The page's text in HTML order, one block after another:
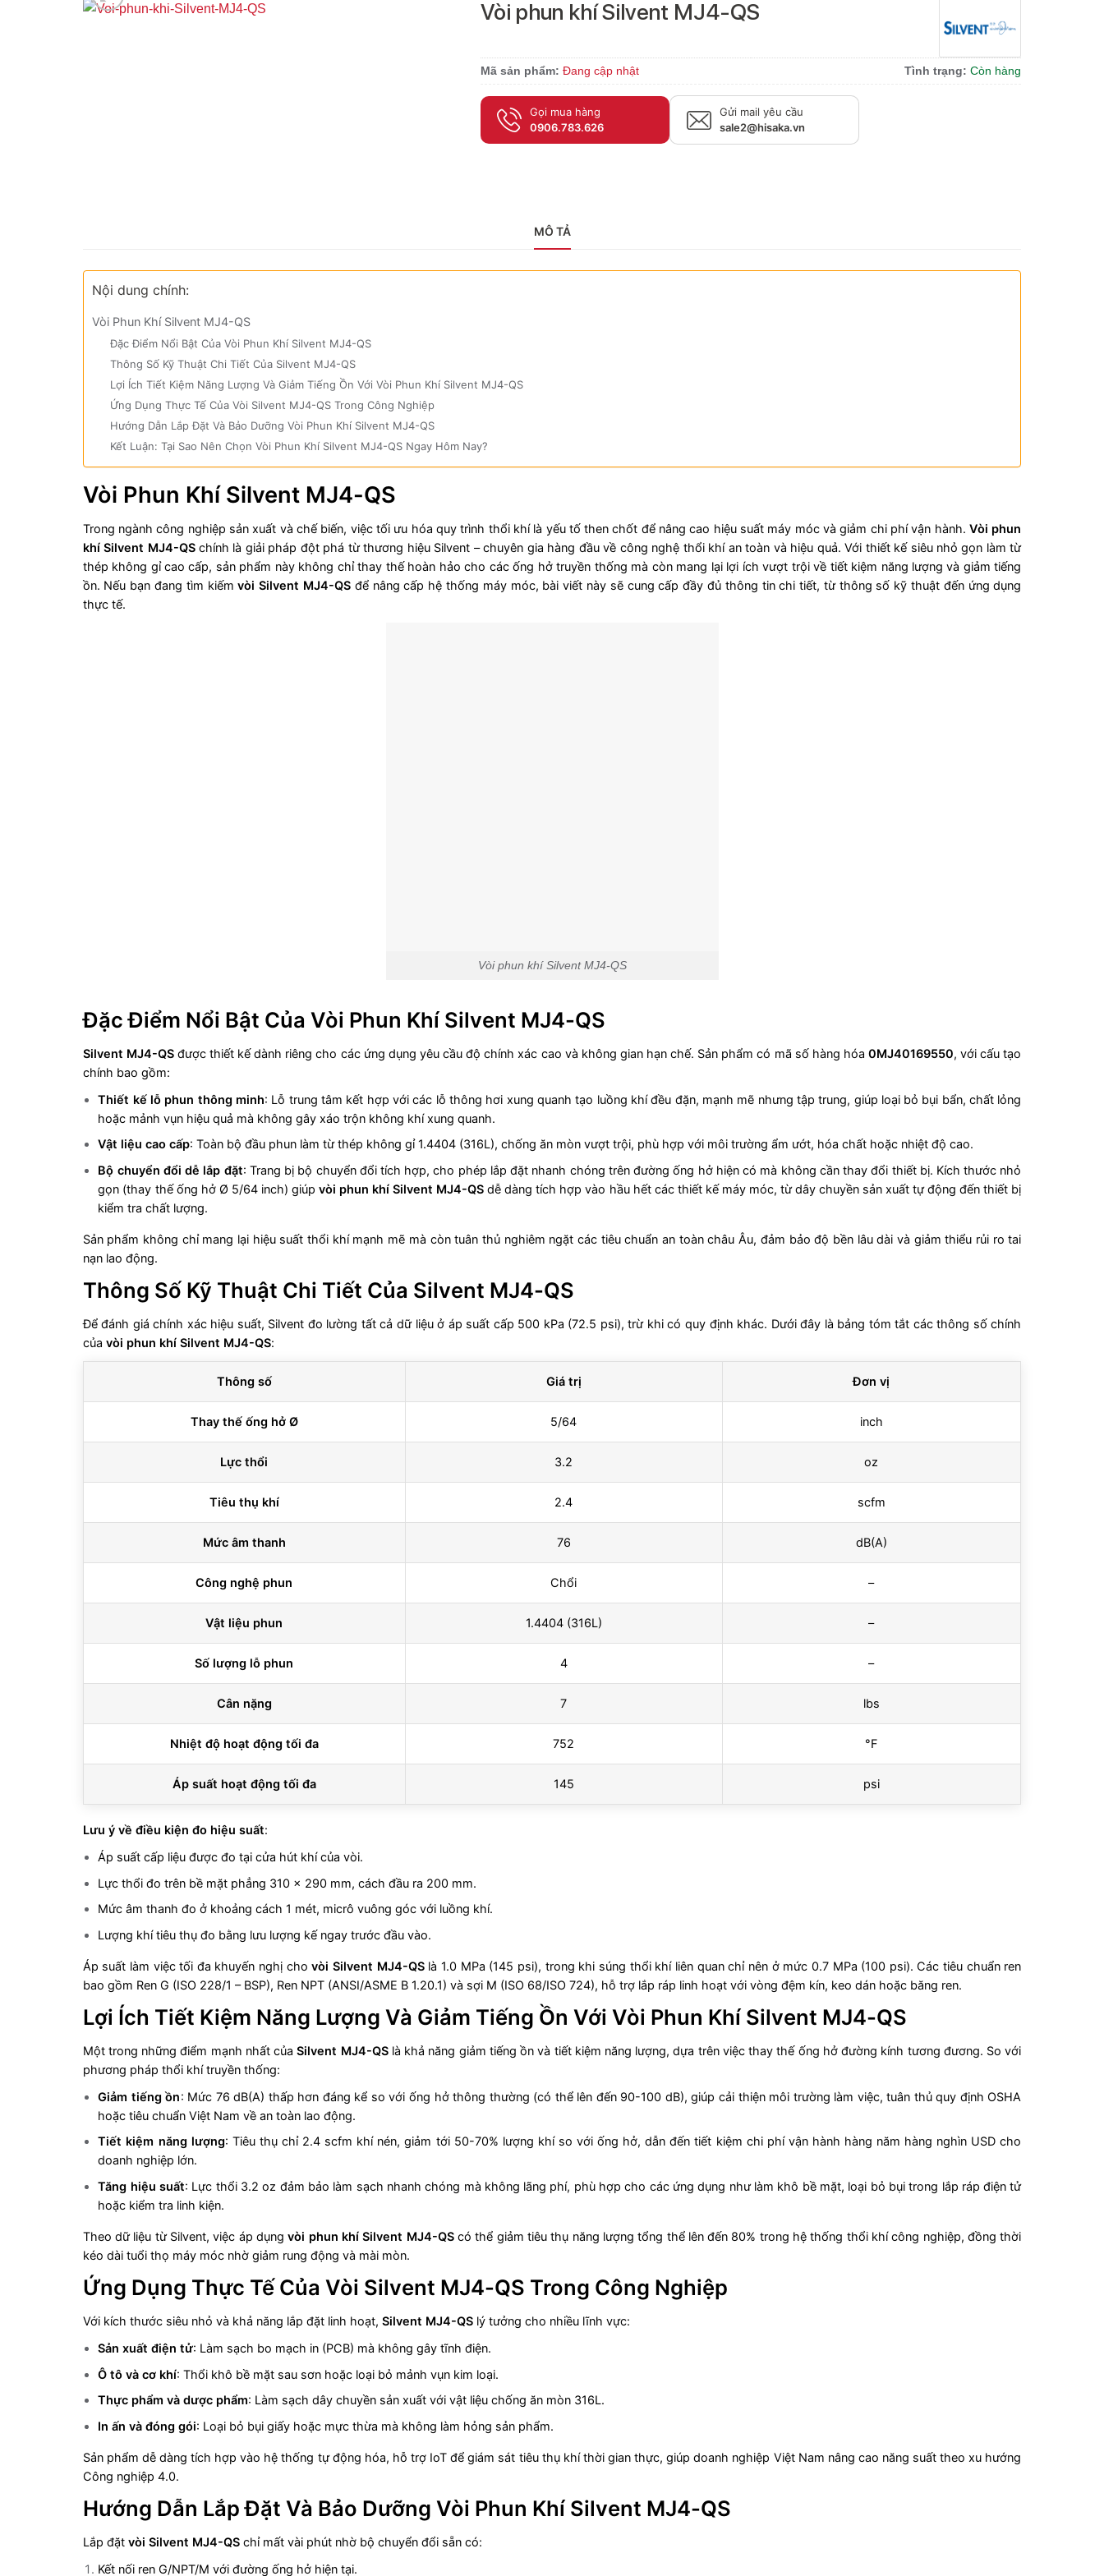
Vòi phun khí Silvent MJ4-QS
Mã sản phẩm: Đang cập nhật Tình trạng: Còn hàng
Gọi mua hàng
0906.783.626
Gửi mail yêu cầu
sale2@hisaka.vn
MÔ TẢ
Nội dung chính:
Vòi Phun Khí Silvent MJ4-QS
Đặc Điểm Nổi Bật Của Vòi Phun Khí Silvent MJ4-QS
Thông Số Kỹ Thuật Chi Tiết Của Silvent MJ4-QS
Lợi Ích Tiết Kiệm Năng Lượng Và Giảm Tiếng Ồn Với Vòi Phun Khí Silvent MJ4-QS
Ứng Dụng Thực Tế Của Vòi Silvent MJ4-QS Trong Công Nghiệp
Hướng Dẫn Lắp Đặt Và Bảo Dưỡng Vòi Phun Khí Silvent MJ4-QS
Kết Luận: Tại Sao Nên Chọn Vòi Phun Khí Silvent MJ4-QS Ngay Hôm Nay?
Vòi Phun Khí Silvent MJ4-QS
Trong ngành công nghiệp sản xuất và chế biến, việc tối ưu hóa quy trình thổi khí là yếu tố then chốt để nâng cao hiệu suất máy móc và giảm chi phí vận hành.Vòi phun
khí Silvent MJ4-QSchính là giải pháp đột phá từ thương hiệu Silvent – chuyên gia hàng đầu về công nghệ thổi khí an toàn và hiệu quả. Với thiết kế siêu nhỏ gọn làm từ
thép không gỉ cao cấp, sản phẩm này không chỉ thay thế hoàn hảo cho các ống hở truyền thống mà còn mang lại lợi ích vượt trội về tiết kiệm năng lượng và giảm tiếng
ồn. Nếu bạn đang tìm kiếmvòi Silvent MJ4-QSđể nâng cấp hệ thống máy móc, bài viết này sẽ cung cấp đầy đủ thông tin chi tiết, từ thông số kỹ thuật đến ứng dụng
thực tế.
Vòi phun khí Silvent MJ4-QS
Đặc Điểm Nổi Bật Của Vòi Phun Khí Silvent MJ4-QS
Silvent MJ4-QSđược thiết kế dành riêng cho các ứng dụng yêu cầu độ chính xác cao và không gian hạn chế. Sản phẩm có mã số hàng hóa0MJ40169550, với cấu tạo
chính bao gồm:
Thiết kế lỗ phun thông minh: Lỗ trung tâm kết hợp với các lỗ thông hơi xung quanh tạo luồng khí đều đặn, mạnh mẽ nhưng tập trung, giúp loại bỏ bụi bẩn, chất lỏng
hoặc mảnh vụn hiệu quả mà không gây xáo trộn không khí xung quanh.
Vật liệu cao cấp: Toàn bộ đầu phun làm từ thép không gỉ 1.4404 (316L), chống ăn mòn vượt trội, phù hợp với môi trường ẩm ướt, hóa chất hoặc nhiệt độ cao.
Bộ chuyển đổi dễ lắp đặt: Trang bị bộ chuyển đổi tích hợp, cho phép lắp đặt nhanh chóng trên đường ống hở hiện có mà không cần thay đổi thiết bị. Kích thước nhỏ
gọn (thay thế ống hở Ø 5/64 inch) giúp vòi phun khí Silvent MJ4-QS dễ dàng tích hợp vào hầu hết các thiết kế máy móc, từ dây chuyền sản xuất tự động đến thiết bị
kiểm tra chất lượng.
Sản phẩm không chỉ mang lại hiệu suất thổi khí mạnh mẽ mà còn tuân thủ nghiêm ngặt các tiêu chuẩn an toàn châu Âu, đảm bảo độ bền lâu dài và giảm thiểu rủi ro tai
nạn lao động.
Thông Số Kỹ Thuật Chi Tiết Của Silvent MJ4-QS
Để đánh giá chính xác hiệu suất, Silvent đo lường tất cả dữ liệu ở áp suất cấp 500 kPa (72.5 psi), trừ khi có quy định khác. Dưới đây là bảng tóm tắt các thông số chính
của vòi phun khí Silvent MJ4-QS:
Thông số Giá trị Đơn vị
Thay thế ống hở Ø 5/64 inch
Lực thổi 3.2 oz
Tiêu thụ khí 2.4 scfm
Mức âm thanh 76 dB(A)
Công nghệ phun Chổi –
Vật liệu phun 1.4404 (316L) –
Số lượng lỗ phun 4 –
Cân nặng 7 lbs
Nhiệt độ hoạt động tối đa 752 °F
Áp suất hoạt động tối đa 145 psi
Lưu ý về điều kiện đo hiệu suất:
Áp suất cấp liệu được đo tại cửa hút khí của vòi.
Lực thổi đo trên bề mặt phẳng 310 x 290 mm, cách đầu ra 200 mm.
Mức âm thanh đo ở khoảng cách 1 mét, micrô vuông góc với luồng khí.
Lượng khí tiêu thụ đo bằng lưu lượng kế ngay trước đầu vào.
Áp suất làm việc tối đa khuyến nghị chovòi Silvent MJ4-QSlà 1.0 MPa (145 psi), trong khi súng thổi khí liên quan chỉ nên ở mức 0.7 MPa (100 psi). Các tiêu chuẩn ren
bao gồm Ren G (ISO 228/1 – BSP), Ren NPT (ANSI/ASME B 1.20.1) và sợi M (ISO 68/ISO 724), hỗ trợ lắp ráp linh hoạt với vòng đệm kín, keo dán hoặc băng ren.
Lợi Ích Tiết Kiệm Năng Lượng Và Giảm Tiếng Ồn Với Vòi Phun Khí Silvent MJ4-QS
Một trong những điểm mạnh nhất củaSilvent MJ4-QSlà khả năng giảm tiếng ồn và tiết kiệm năng lượng, dựa trên việc thay thế ống hở đường kính tương đương. So với
phương pháp thổi khí truyền thống:
Giảm tiếng ồn: Mức 76 dB(A) thấp hơn đáng kể so với ống hở thông thường (có thể lên đến 90-100 dB), giúp cải thiện môi trường làm việc, tuân thủ quy định OSHA
hoặc tiêu chuẩn Việt Nam về an toàn lao động.
Tiết kiệm năng lượng: Tiêu thụ chỉ 2.4 scfm khí nén, giảm tới 50-70% lượng khí so với ống hở, dẫn đến tiết kiệm chi phí vận hành hàng năm hàng nghìn USD cho
doanh nghiệp lớn.
Tăng hiệu suất: Lực thổi 3.2 oz đảm bảo làm sạch nhanh chóng mà không lãng phí, phù hợp cho các ứng dụng như làm khô bề mặt, loại bỏ bụi trong lắp ráp điện tử
hoặc kiểm tra linh kiện.
Theo dữ liệu từ Silvent, việc áp dụngvòi phun khí Silvent MJ4-QScó thể giảm tiêu thụ năng lượng tổng thể lên đến 80% trong hệ thống thổi khí công nghiệp, đồng thời
kéo dài tuổi thọ máy móc nhờ giảm rung động và mài mòn.
Ứng Dụng Thực Tế Của Vòi Silvent MJ4-QS Trong Công Nghiệp
Với kích thước siêu nhỏ và khả năng lắp đặt linh hoạt, Silvent MJ4-QSlý tưởng cho nhiều lĩnh vực:
Sản xuất điện tử: Làm sạch bo mạch in (PCB) mà không gây tĩnh điện.
Ô tô và cơ khí: Thổi khô bề mặt sau sơn hoặc loại bỏ mảnh vụn kim loại.
Thực phẩm và dược phẩm: Làm sạch dây chuyền sản xuất với vật liệu chống ăn mòn 316L.
In ấn và đóng gói: Loại bỏ bụi giấy hoặc mực thừa mà không làm hỏng sản phẩm.
Sản phẩm dễ dàng tích hợp vào hệ thống tự động hóa, hỗ trợ IoT để giám sát tiêu thụ khí thời gian thực, giúp doanh nghiệp Việt Nam nâng cao năng suất theo xu hướng
Công nghiệp 4.0.
Hướng Dẫn Lắp Đặt Và Bảo Dưỡng Vòi Phun Khí Silvent MJ4-QS
Lắp đặt vòi Silvent MJ4-QSchỉ mất vài phút nhờ bộ chuyển đổi sẵn có:
Kết nối ren G/NPT/M với đường ống hở hiện tại.